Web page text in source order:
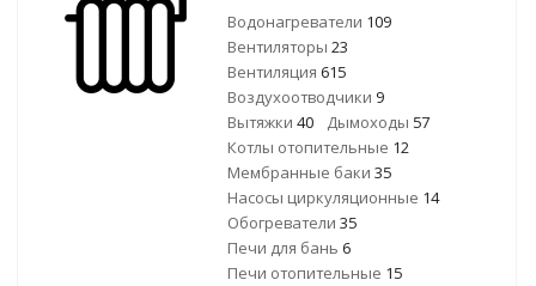
Водонагреватели 109
Вентиляторы 23
Вентиляция 615
Воздухоотводчики 9
Вытяжки 40 Дымоходы 57
Котлы отопительные 12
Мембранные баки 35
Насосы циркуляционные 14
Обогреватели 35
Печи для бань 6
Печи отопительные 15